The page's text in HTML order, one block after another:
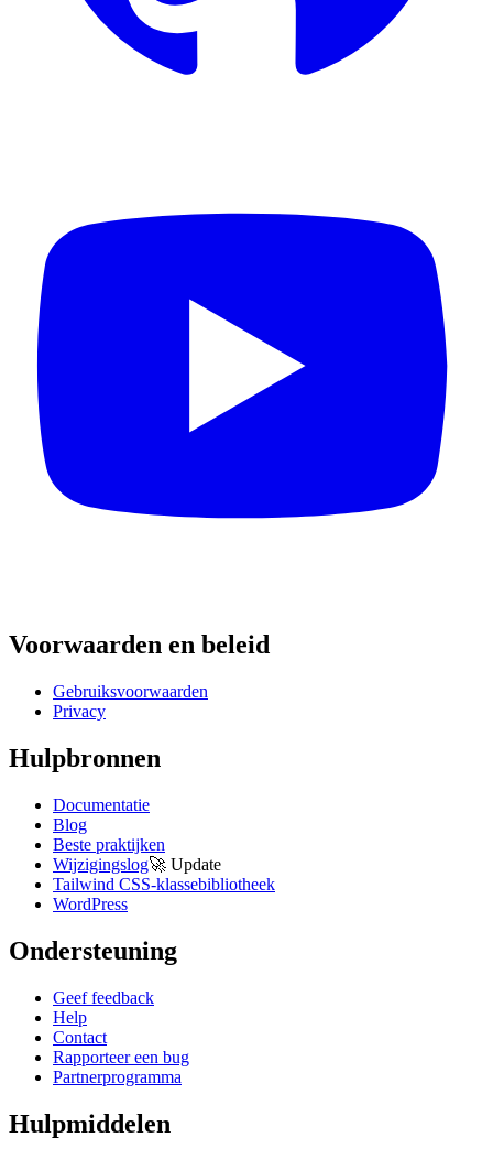
Voorwaarden en beleid
Gebruiksvoorwaarden
Privacy
Hulpbronnen
Documentatie
Blog
Beste praktijken
Wijzigingslog🚀 Update
Tailwind CSS-klassebibliotheek
WordPress
Ondersteuning
Geef feedback
Help
Contact
Rapporteer een bug
Partnerprogramma
Hulpmiddelen